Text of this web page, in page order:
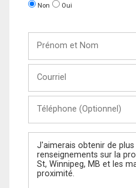
Non Oui
Nom
(Optionnel)
Message